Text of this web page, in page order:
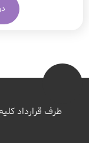
طرف قرارداد